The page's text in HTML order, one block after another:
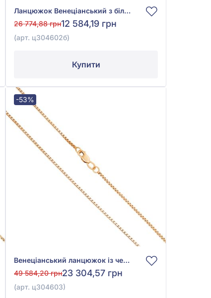
Ланцюжок Венеціанський з білого золота 585° без вставки, арт. ц304602б
26 774,88 грн12 584,19 грн
(арт. ц304602б)
Купити
-53%
Венеціанський ланцюжок із червоного золота 585°, арт. ц304603
49 584,20 грн23 304,57 грн
(арт. ц304603)